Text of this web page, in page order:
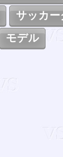
サッカ
モデル